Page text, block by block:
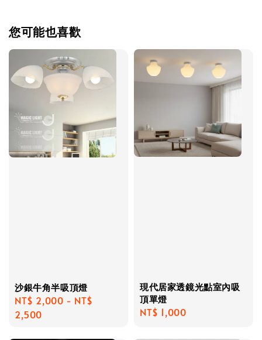
您可能也喜歡
沙銀牛角半吸頂燈
Regular
price
NT$ 2,000 - NT$
2,500
現代居家透鏡光點室內吸
頂單燈
Regular
NT$ 1,000